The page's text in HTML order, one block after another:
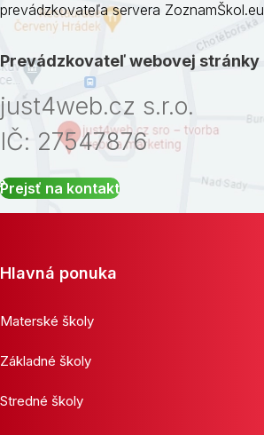
prevádzkovateľa servera ZoznamŠkol.eu
Prevádzkovateľ webovej stránky
just4web.cz s.r.o.
IČ: 27547876
Prejsť na kontakt
Hlavná ponuka
Materské školy
Základné školy
Stredné školy